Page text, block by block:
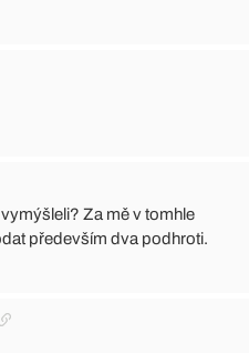
Za mě v tomhle
především dva podhroti.